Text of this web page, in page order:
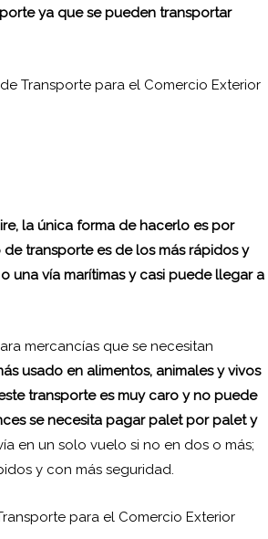
ya que se pueden transportar
la única forma de hacerlo es por
transporte es de los más rápidos y
una vía marítimas y casi puede llegar a
mercancías que se necesitan
usado en alimentos, animales y vivos
transporte es muy caro y no puede
se necesita pagar palet por palet y
en un solo vuelo si no en dos o más;
y con más seguridad.